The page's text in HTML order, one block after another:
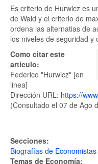
Es criterio de Hurwicz es
de Wald y el criterio de
ordena las alternatias de
los niveles de seguridad y
Como citar este
artículo:
Federico "Hurwicz" [en
linea]
Dirección URL: https://
(Consultado el 07 de Ago
Secciones:
Biografías de Economistas
Temas de Economía: